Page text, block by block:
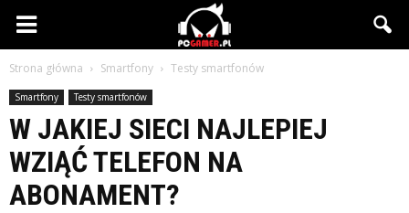
PCgamer.pl
Strona główna Smartfony Testy smartfonów
Smartfony Testy smartfonów
W JAKIEJ SIECI NAJLEPIEJ
WZIĄĆ TELEFON NA
ABONAMENT?